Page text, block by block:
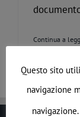
Continua a
Questo sito
navigazione
navigazione.